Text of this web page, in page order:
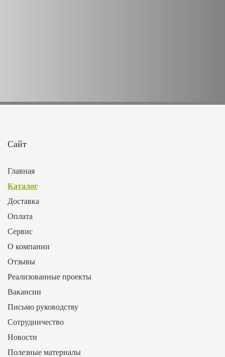
Сайт
Главная
Каталог
Доставка
Оплата
Сервис
О компании
Отзывы
Реализованные проекты
Вакансии
Письмо руководству
Сотрудничество
Новости
Полезные материалы